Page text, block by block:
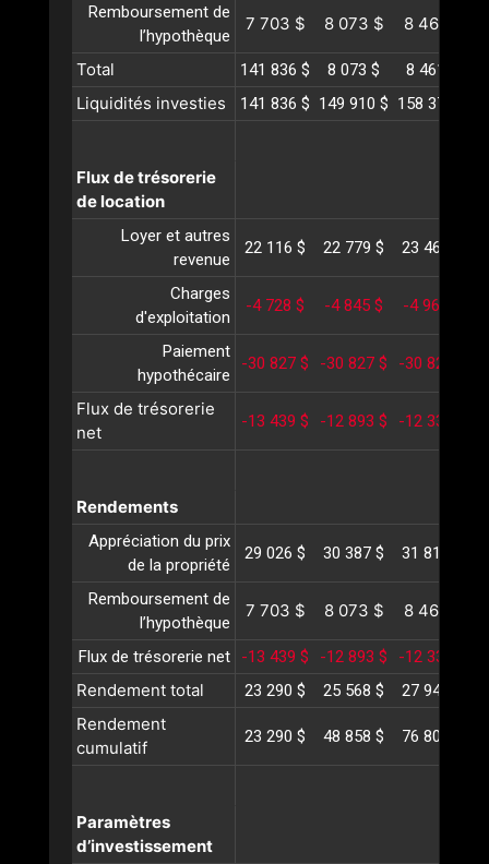
Remboursement de
l’hypothèque
7 703 $ 8 073 $ 8 461 $
Total 141 836 $ 8 073 $ 8 461 $
Liquidités investies 141 836 $ 149 910 $ 158 372 $
Flux de trésorerie
de location
Loyer et autres
revenue
22 116 $ 22 779 $ 23 462 $
Charges
d'exploitation
-4 728 $ -4 845 $ -4 965 $
Paiement
hypothécaire
-30 827 $ -30 827 $ -30 827 $
Flux de trésorerie
net
-13 439 $ -12 893 $ -12 330 $
Rendements
Appréciation du prix
de la propriété
29 026 $ 30 387 $ 31 812 $
Remboursement de
l’hypothèque
7 703 $ 8 073 $ 8 461 $
Flux de trésorerie net -13 439 $ -12 893 $ -12 330 $
Rendement total 23 290 $ 25 568 $ 27 944 $
Rendement
cumulatif
23 290 $ 48 858 $ 76 802 $
Paramètres
d’investissement